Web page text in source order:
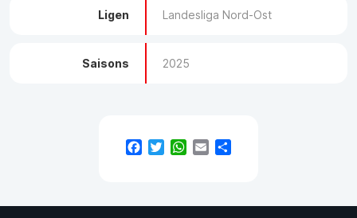
Ligen Landesliga Nord-Ost
Saisons 2025
Facebook
TwitterWhatsApp
Email